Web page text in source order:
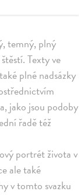
temný, plný
Texty ve
plné nadsázky
jako jsou podoby
řadě též
portrét života v
ale také
v tomto svazku